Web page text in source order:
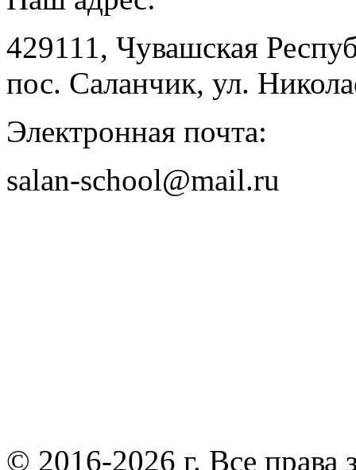
429111, Чувашская
пос. Саланчик, ул.
Электронная почта:
salan-school@mail.ru
© 2016-2026 г. Все